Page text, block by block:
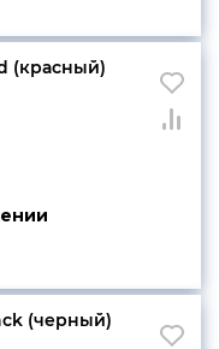
(красный)
(черный)